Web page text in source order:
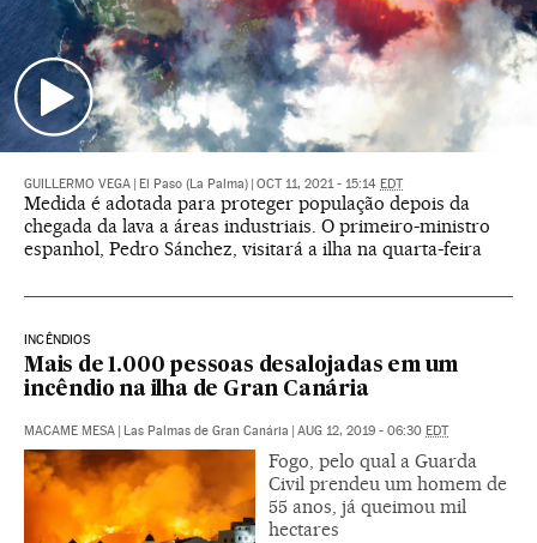
GUILLERMO VEGA El Paso (La Palma) OCT 11, 2021 - 15:14 EDT
Medida é adotada para proteger população depois da
chegada da lava a áreas industriais. O primeiro-ministro
espanhol, Pedro Sánchez, visitará a ilha na quarta-feira
INCÊNDIOS
Mais de 1.000 pessoas desalojadas em um
incêndio na ilha de Gran Canária
MACAME MESA Las Palmas de Gran Canária AUG 12, 2019 - 06:30 EDT
Fogo, pelo qual a Guarda
Civil prendeu um homem de
55 anos, já queimou mil
hectares